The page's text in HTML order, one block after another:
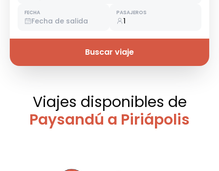
FECHA
Fecha de salida
PASAJEROS
1
Buscar viaje
Viajes disponibles de
Paysandú a Piriápolis